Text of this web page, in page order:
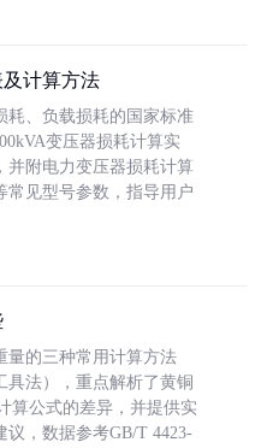
计算方法
耗、负载损耗的国家标准
变压器损耗计算实
并附电力变压器损耗计算
常见型号参数，指导用户
量的三种常用计算方法
具法），重点解析了黄铜
算公式的差异，并提供实
，数据参考GB/T 4423-